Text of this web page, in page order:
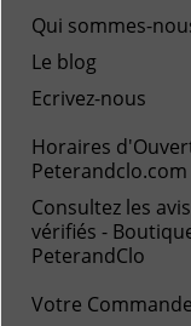
Qui sommes-
Le blog
Ecrivez-nous
Horaires
Peterandclo.com
Consultez les avis
vérifiés -
PeterandClo
Votre Commande